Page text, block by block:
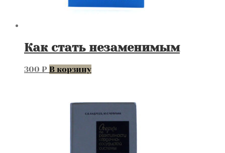
Как стать незаменимым
300 ₽ В корзину